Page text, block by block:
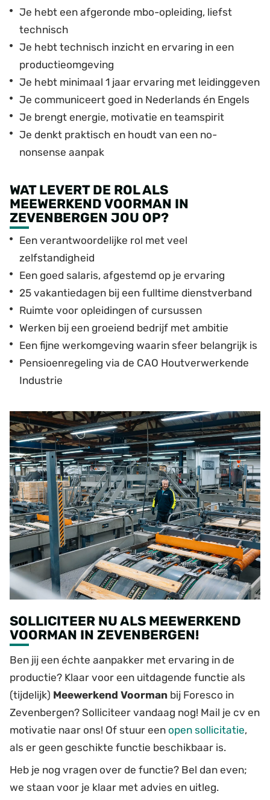
Je hebt een afgeronde mbo-opleiding, liefst
technisch
Je hebt technisch inzicht en ervaring in een
productieomgeving
Je hebt minimaal 1 jaar ervaring met leidinggeven
Je communiceert goed in Nederlands én Engels
Je brengt energie, motivatie en teamspirit
Je denkt praktisch en houdt van een no-
nonsense aanpak
WAT LEVERT DE ROL ALS
MEEWERKEND VOORMAN IN
ZEVENBERGEN JOU OP?
Een verantwoordelijke rol met veel
zelfstandigheid
Een goed salaris, afgestemd op je ervaring
25 vakantiedagen bij een fulltime dienstverband
Ruimte voor opleidingen of cursussen
Werken bij een groeiend bedrijf met ambitie
Een fijne werkomgeving waarin sfeer belangrijk is
Pensioenregeling via de CAO Houtverwerkende
Industrie
SOLLICITEER NU ALS MEEWERKEND
VOORMAN IN ZEVENBERGEN!
Ben jij een échte aanpakker met ervaring in de
productie? Klaar voor een uitdagende functie als
(tijdelijk) Meewerkend Voorman bij Foresco in
Zevenbergen? Solliciteer vandaag nog! Mail je cv en
motivatie naar ons! Of stuur een open sollicitatie,
als er geen geschikte functie beschikbaar is.
Heb je nog vragen over de functie? Bel dan even;
we staan voor je klaar met advies en uitleg.